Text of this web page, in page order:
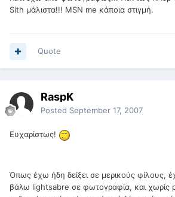
Sith μάλιστα!!! MSN me κάποια στιγμή.
Quote
RaspK
Posted September 17, 2007
Ευχαρίστως!
Όπως έχω ήδη δείξει σε μερικούς φίλους,
βάλω lightsabre σε φωτογραφία, και χωρίς